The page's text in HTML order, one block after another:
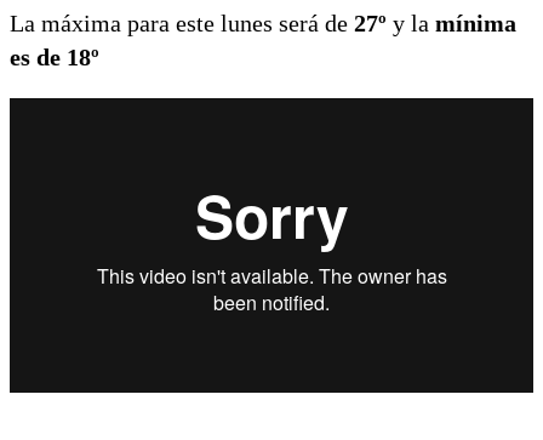
La máxima para este lunes será de 27º y la mínima
es de 18º